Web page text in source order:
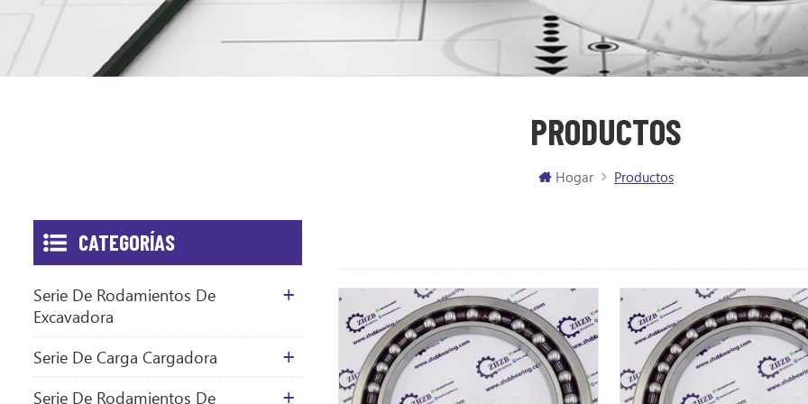
PRODUCTOS
Hogar Productos
CATEGORÍAS
Serie De Rodamientos De
Excavadora
Serie De Carga Cargadora
Serie De Rodamientos De